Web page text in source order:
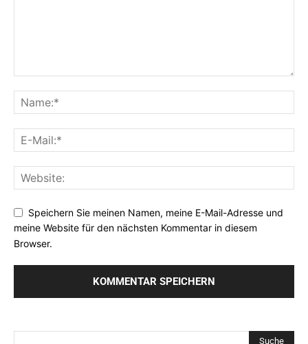
Speichern Sie meinen Namen, meine E-Mail-Adresse und
meine Website für den nächsten Kommentar in diesem
Browser.